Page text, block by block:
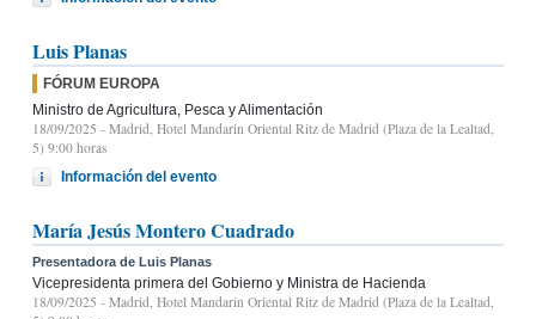
Luis Planas
FÓRUM EUROPA
Ministro de Agricultura, Pesca y Alimentación
18/09/2025 - Madrid, Hotel Mandarin Oriental Ritz de Madrid (Plaza de la Lealtad,
5) 9:00 horas
Información del evento
María Jesús Montero Cuadrado
Presentadora de Luis Planas
Vicepresidenta primera del Gobierno y Ministra de Hacienda
18/09/2025 - Madrid, Hotel Mandarin Oriental Ritz de Madrid (Plaza de la Lealtad,